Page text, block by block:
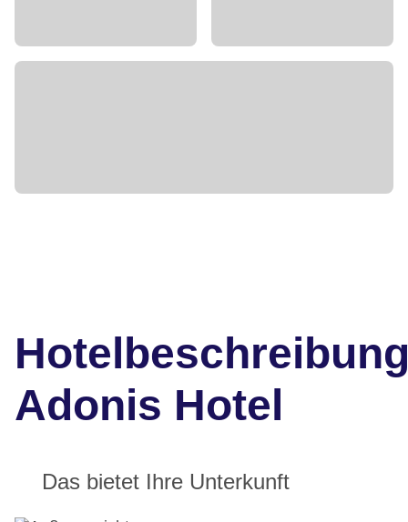
Adonis Hotel
Das bietet Ihre Unterkunft